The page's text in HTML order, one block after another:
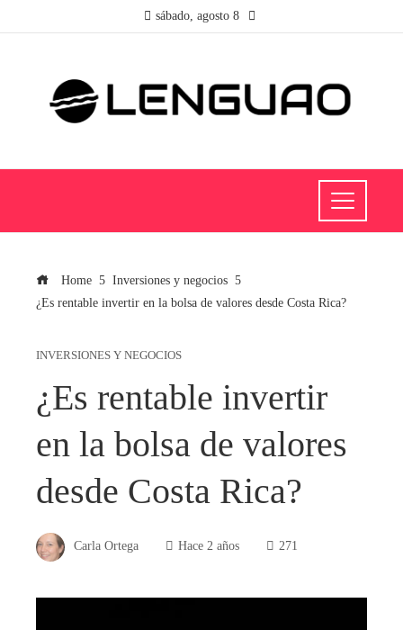
sábado, agosto 8
Home
Inversiones y negocios
¿Es rentable invertir en la bolsa de valores desde Costa Rica?
INVERSIONES Y NEGOCIOS
¿Es rentable invertir
en la bolsa de valores
desde Costa Rica?
Carla Ortega Hace 2 años 271